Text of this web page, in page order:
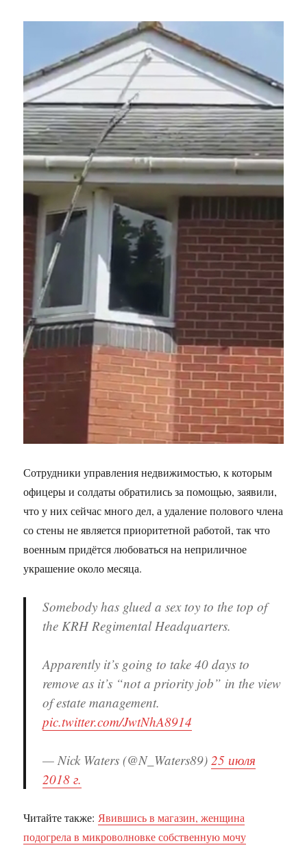
Сотрудники управления недвижимостью, к которым
офицеры и солдаты обратились за помощью, заявили,
что у них сейчас много дел, а удаление полового члена
со стены не является приоритетной работой, так что
военным придётся любоваться на неприличное
украшение около месяца.
Somebody has glued a sex toy to the top of
the KRH Regimental Headquarters.
Apparently it’s going to take 40 days to
remove as it’s “not a priority job” in the view
of estate management.
pic.twitter.com/JwtNhA8914
— Nick Waters (@N_Waters89)25 июля
2018 г.
Читайте также: Явившись в магазин, женщина
подогрела в микроволновке собственную мочу